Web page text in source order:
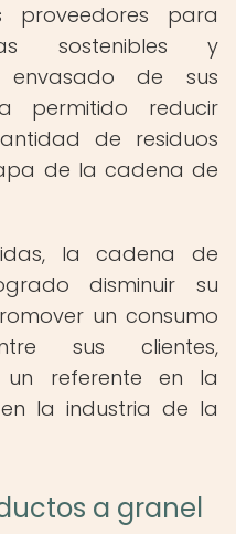
proveedores para
sostenibles y
de sus
permitido reducir
de residuos
de la cadena de
la cadena de
disminuir su
un consumo
sus clientes,
un referente en la
la industria de la
a granel